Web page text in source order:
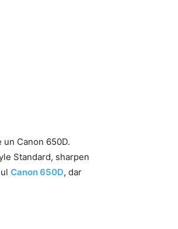
Canon 650D.
Standard, sharpen
Canon 650D, dar